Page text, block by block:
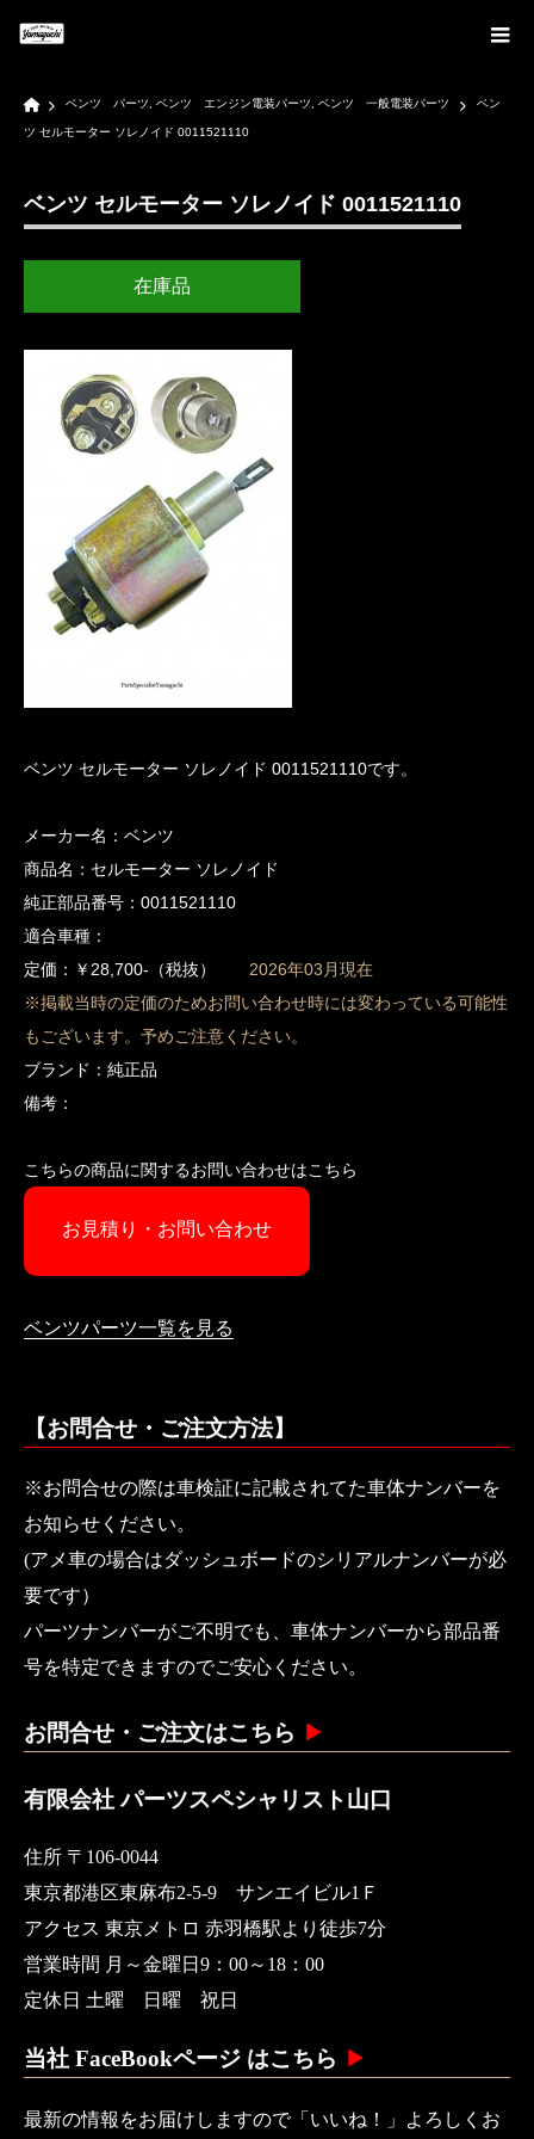
Home
ベンツ パーツ ベンツ エンジン電装パーツ ベンツ 一般電装パーツ ベン
ツ セルモーター ソレノイド 0011521110
ベンツ セルモーター ソレノイド 0011521110
在庫品
ベンツ セルモーター ソレノイド 0011521110です。
メーカー名：ベンツ
商品名：セルモーター ソレノイド
純正部品番号：0011521110
適合車種：
定価：￥28,700-（税抜） 2026年03月現在
※掲載当時の定価のためお問い合わせ時には変わっている可能性
もございます。予めご注意ください。
ブランド：純正品
備考：
こちらの商品に関するお問い合わせはこちら
お見積り・お問い合わせ
ベンツパーツ一覧を見る
【お問合せ・ご注文方法】
※お問合せの際は車検証に記載されてた車体ナンバーを
お知らせください。
(アメ車の場合はダッシュボードのシリアルナンバーが必
要です）
パーツナンバーがご不明でも、車体ナンバーから部品番
号を特定できますのでご安心ください。
お問合せ・ご注文はこちら
有限会社 パーツスペシャリスト山口
住所 〒106-0044
東京都港区東麻布2-5-9 サンエイビル1Ｆ
アクセス 東京メトロ 赤羽橋駅より徒歩7分
営業時間 月～金曜日9：00～18：00
定休日 土曜 日曜 祝日
当社 FaceBookページ はこちら
最新の情報をお届けしますので「いいね！」よろしくお